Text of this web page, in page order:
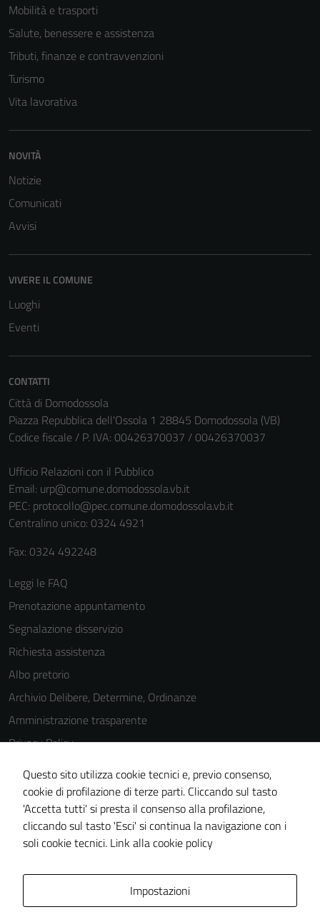
Mobilità e trasporti
Salute, benessere e assistenza
Tributi, finanze e contravvenzioni
Turismo
Vita lavorativa
NOVITÀ
Notizie
Comunicati
Avvisi
VIVERE IL COMUNE
Luoghi
Eventi
CONTATTI
Città di Domodossola
Piazza Repubblica dell'Ossola 1 28845 Domodossola (VB)
Codice fiscale / P. IVA: 00426370037 / 00426370037
Ufficio Relazioni con il Pubblico
Email: urp@comune.domodossola.vb.it
PEC: protocollo@pec.comune.domodossola.vb.it
Centralino unico: 0324 4921
Fax: 0324 492248
Leggi le FAQ
Prenotazione appuntamento
Segnalazione disservizio
Richiesta assistenza
Albo pretorio
Archivio Delibere, Determine, Ordinanze
Amministrazione trasparente
Privacy Policy
Cookie Policy
Note legali
Dichiarazione di accessibilità
Piano di miglioramento del sito
Questo sito utilizza cookie tecnici e, previo consenso,
cookie di profilazione di terze parti. Cliccando sul tasto
'Accetta tutti' si presta il consenso alla profilazione,
cliccando sul tasto 'Esci' si continua la navigazione con i
soli cookie tecnici. Link alla cookie policy
Impostazioni